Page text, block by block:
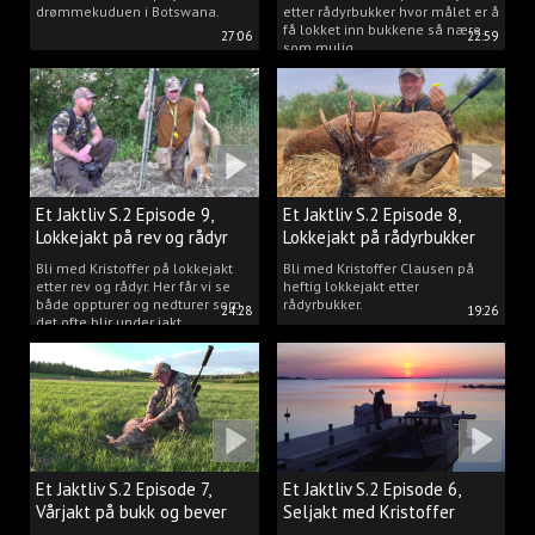
27:06
drømmekuduen i Botswana.
22:59
etter rådyrbukker hvor målet er å
få lokket inn bukkene så nære
som mulig.
24:28
Et Jaktliv S.2 Episode 9,
Lokkejakt på rev og rådyr
med Kristoffer Clausen
Bli med Kristoffer på lokkejakt
etter rev og rådyr. Her får vi se
både oppturer og nedturer som
det ofte blir under jakt.
19:26
Et Jaktliv S.2 Episode 8,
Lokkejakt på rådyrbukker
2023 nr. 1
Bli med Kristoffer Clausen på
heftig lokkejakt etter
rådyrbukker.
Et Jaktliv S.2 Episode 7,
Vårjakt på bukk og bever
Et Jaktliv S.2 Episode 6,
Seljakt med Kristoffer